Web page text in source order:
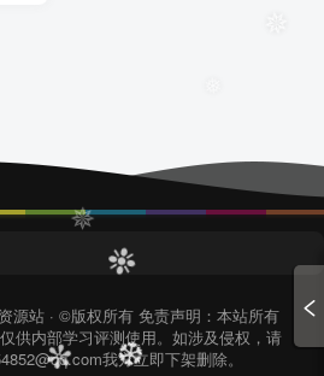
源站 · ©版权所有 免责声明：本站所有
供内部学习评测使用。如涉及侵权，请
我方立即下架删除。
❉
✵